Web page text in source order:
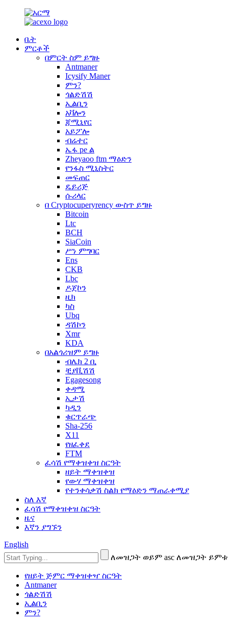
ቤት
ምርቶች
በምርት ስም ይግዙ
Antmaner
Icysify Maner
ምን?
ጎልድሽሽ
ኢልቢን
አቫሎን
ጃሚኒየር
አይፖሎ
ብሬተር
ኤፋ pe ል
Zheyaoo ftm ማዕድን
የንፋስ ሚኒስትር
መፍጠር
ዴይሪጅ
ሱሪላር
በ Cryptocuperyrency ውስጥ ይግዙ
Bitcoin
Ltc
BCH
SiaCoin
ሥነ ምግባር
Ens
CKB
Lbc
ዶጀኮን
ዚክ
ካስ
Ubq
ዳሽኮን
Xmr
KDA
በአልጎሪዝም ይግዙ
ብሌክ 2 ቢ
ቺያቪሽሽ
Egagesong
ቀዳሚ
ኢታሽ
ካዲን
ቁርጥራጭ
Sha-256
X11
የዘፈቀደ
FTM
ፈሳሽ የማቀዝቀዝ ስርዓት
ዘይት ማቀዝቀዝ
የውሃ ማቀዝቀዝ
የተንቀሳቃሽ ስልክ የማዕድን ማጠራቀሚያ
ስለ እኛ
ፈሳሽ የማቀዝቀዝ ስርዓት
ዜና
እኛን ያግኙን
English
ለመዝጋት ወይም asc ለመዝጋት ይምቱ
የዘይት ጅምር ማቀዝቀዣ ስርዓት
Antmaner
ጎልድሽሽ
ኢልቢን
ምን?